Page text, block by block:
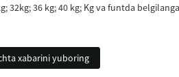
32kg; 36 kg; 40 kg; Kg va funtda
xabarini yuboring